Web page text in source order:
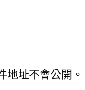
地址不會公開。